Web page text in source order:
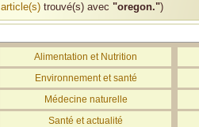
article(s) trouvé(s) avec "oregon.")
Alimentation et Nutrition
Environnement et santé
Médecine naturelle
Santé et actualité